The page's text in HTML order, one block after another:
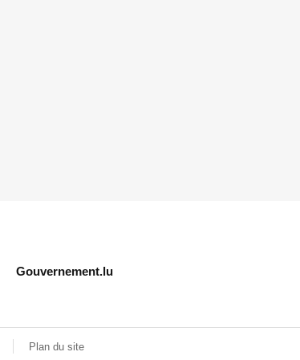
Gouvernement.lu
Plan du site